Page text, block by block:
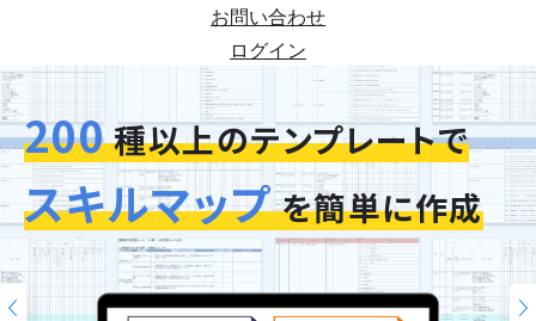
お問い合わせ
ログイン
200
スキルマップ
今お使いの評価シートを
そのまま再現